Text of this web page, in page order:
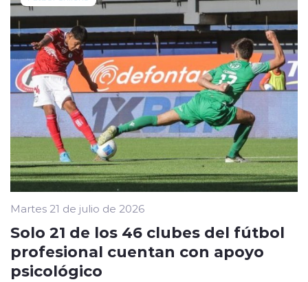
Martes 21 de julio de 2026
Solo 21 de los 46 clubes del fútbol
profesional cuentan con apoyo
psicológico